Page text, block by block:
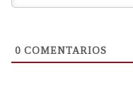
0 COMENTARIOS